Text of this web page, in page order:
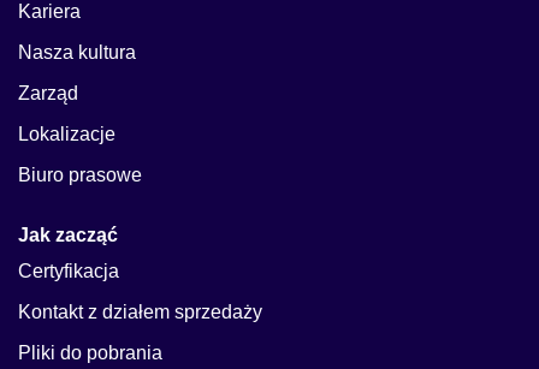
Kariera
Nasza kultura
Zarząd
Lokalizacje
Biuro prasowe
Jak zacząć
Certyfikacja
Kontakt z działem sprzedaży
Pliki do pobrania